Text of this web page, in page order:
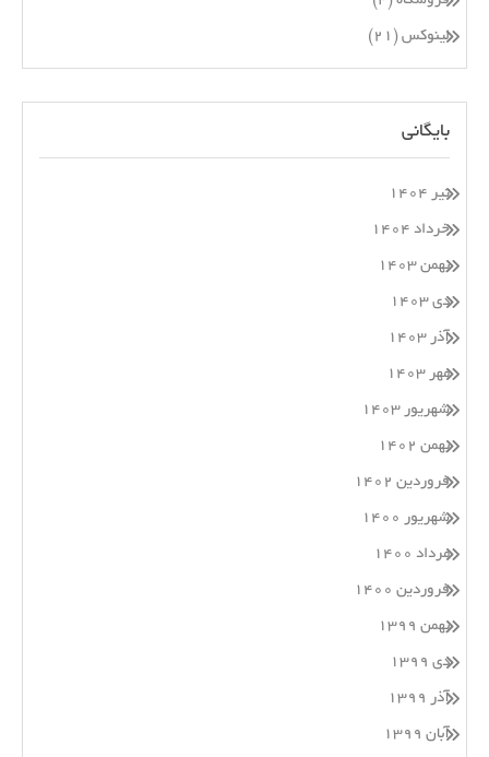
لینوکس (۲۱)
بایگانی
تیر ۱۴۰۴
خرداد ۱۴۰۴
بهمن ۱۴۰۳
دی ۱۴۰۳
آذر ۱۴۰۳
مهر ۱۴۰۳
شهریور ۱۴۰۳
بهمن ۱۴۰۲
فروردین ۱۴۰۲
شهریور ۱۴۰۰
مرداد ۱۴۰۰
فروردین ۱۴۰۰
بهمن ۱۳۹۹
دی ۱۳۹۹
آذر ۱۳۹۹
آبان ۱۳۹۹